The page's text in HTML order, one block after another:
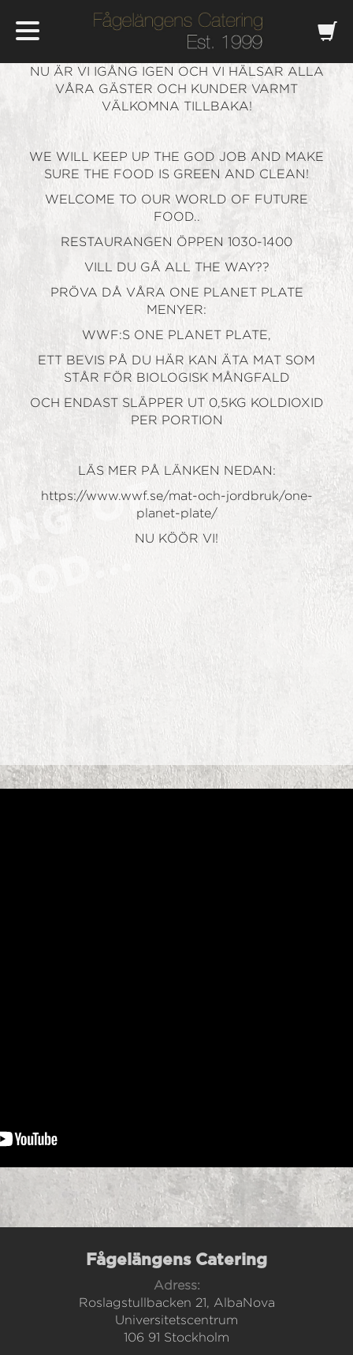
NU ÄR VI IGÅNG IGEN OCH VI HÄLSAR ALLA
VÅRA GÄSTER OCH KUNDER VARMT
VÄLKOMNA TILLBAKA!
WE WILL KEEP UP THE GOD JOB AND MAKE
SURE THE FOOD IS GREEN AND CLEAN!
WELCOME TO OUR WORLD OF FUTURE
FOOD..
RESTAURANGEN ÖPPEN 1030-1400
VILL DU GÅ ALL THE WAY??
PRÖVA DÅ VÅRA ONE PLANET PLATE
MENYER:
WWF:S ONE PLANET PLATE,
ETT BEVIS PÅ DU HÄR KAN ÄTA MAT SOM
STÅR FÖR BIOLOGISK MÅNGFALD
OCH ENDAST SLÄPPER UT 0,5KG KOLDIOXID
PER PORTION
LÄS MER PÅ LÄNKEN NEDAN:
https://www.wwf.se/mat-och-jordbruk/one-
planet-plate/
NU KÖÖR VI!
Fågelängens Catering
Adress:
Roslagstullbacken 21, AlbaNova
Universitetscentrum
106 91 Stockholm